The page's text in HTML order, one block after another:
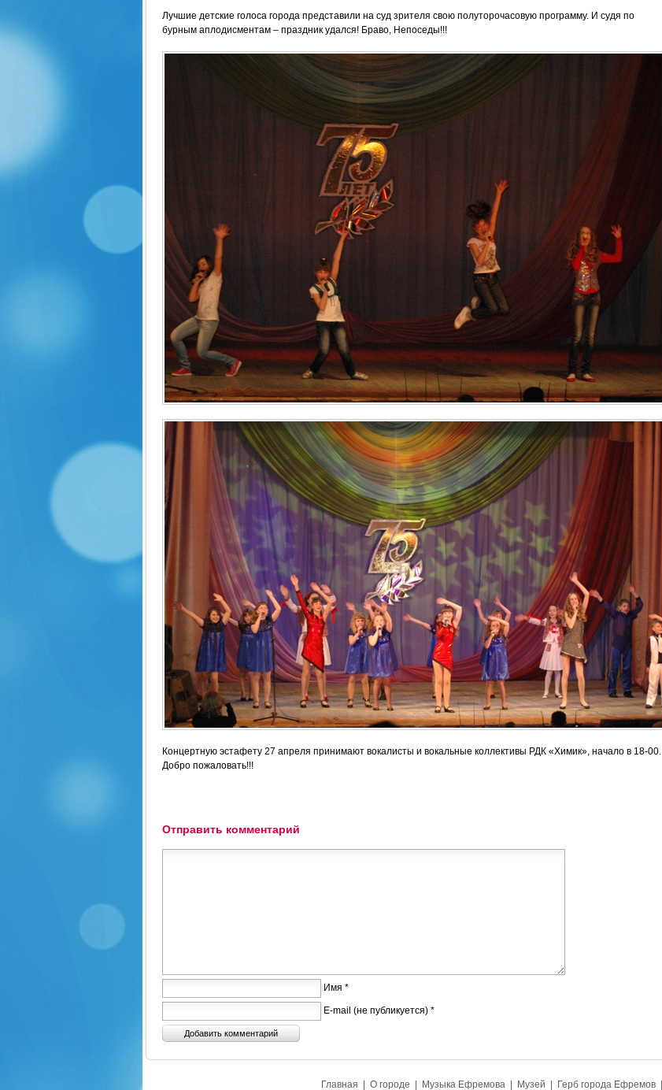
Лучшие детские голоса города представили на суд зрителя свою полуторочасовую программу. И судя по
бурным аплодисментам – праздник удался! Браво, Непоседы!!!
Концертную эстафету 27 апреля принимают вокалисты и вокальные коллективы РДК «Химик», начало в 18-00.
Добро пожаловать!!!
Отправить комментарий
Имя *
E-mail (не публикуется) *
Главная О городе Музыка Ефремова Музей Герб города Ефремов